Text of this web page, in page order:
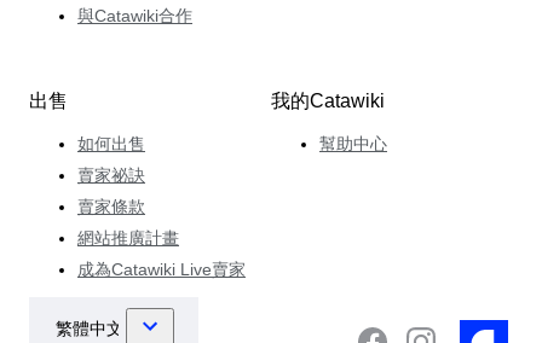
與Catawiki合作
出售
如何出售
賣家祕訣
賣家條款
網站推廣計畫
成為Catawiki Live賣家
我的Catawiki
幫助中心